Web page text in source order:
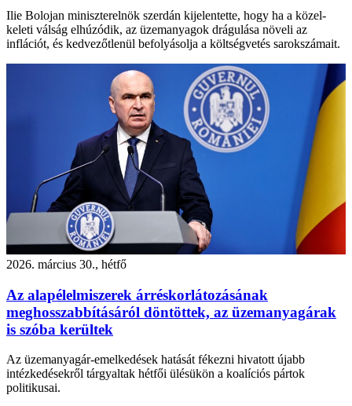
Ilie Bolojan miniszterelnök szerdán kijelentette, hogy ha a közel-
keleti válság elhúzódik, az üzemanyagok drágulása növeli az
inflációt, és kedvezőtlenül befolyásolja a költségvetés sarokszámait.
2026. március 30., hétfő
Az alapélelmiszerek árréskorlátozásának
meghosszabbításáról döntöttek, az üzemanyagárak
is szóba kerültek
Az üzemanyagár-emelkedések hatását fékezni hivatott újabb
intézkedésekről tárgyaltak hétfői ülésükön a koalíciós pártok
politikusai.